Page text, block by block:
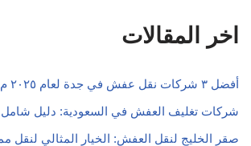
اخر المقالات
أفضل ٣ شركات نقل عفش في جدة لعام ٢٠٢٥ م
شركات تغليف العفش في السعودية: دليل شامل
صقر الخليج لنقل العفش: الخيار المثالي لنقل